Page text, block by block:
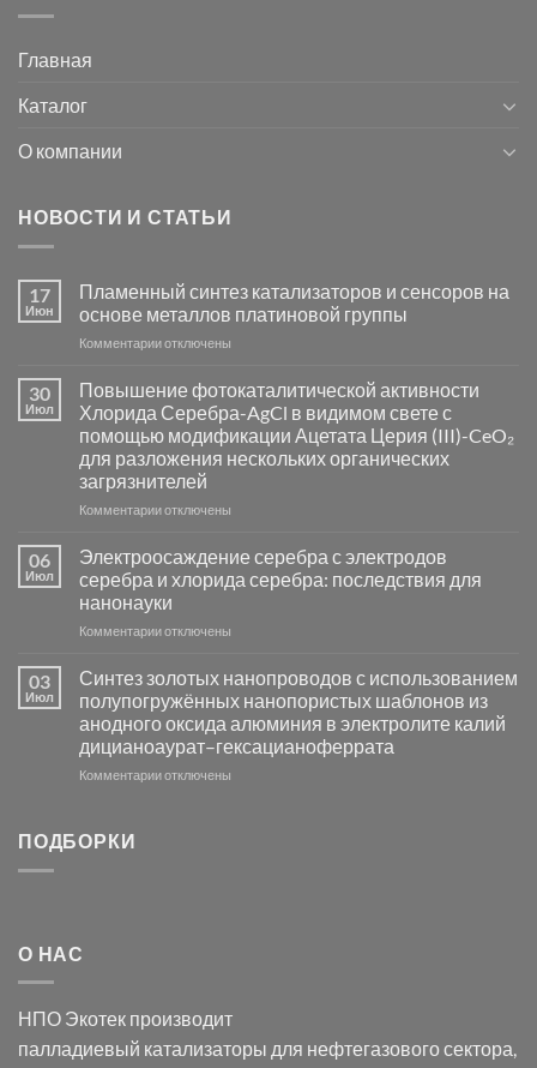
Главная
Каталог
О компании
НОВОСТИ И СТАТЬИ
17
Июн
Пламенный синтез катализаторов и сенсоров на
основе металлов платиновой группы
Комментариик
Пламенный
синтез
катализаторов
и
сенсоров
на
основе
группы
отключены
30
Июл
Повышение фотокаталитической активности
Хлорида Серебра-AgCl в видимом свете с
помощью модификации Ацетата Церия (III)-CeO₂
для разложения нескольких органических
загрязнителей
Комментариик
фотокаталитической
активности
Хлорида
Серебра-
в
видимом
свете
с
помощью
модификации
отключены
06
Июл
Электроосаждение серебра с электродов
серебра и хлорида серебра: последствия для
нанонауки
Комментариик
серебра
с
электродов
серебра
и
отключены
03
Июл
Синтез золотых нанопроводов с использованием
полупогружённых нанопористых шаблонов из
анодного оксида алюминия в электролите калий
дицианоаурат–гексацианоферрата
Комментариик
оксида
в
отключены
ПОДБОРКИ
О НАС
НПО Экотек производит
палладиевый катализаторы для нефтегазового сектора,